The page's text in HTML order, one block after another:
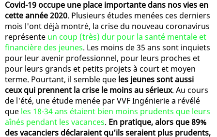
Covid-19 occupe une place importante dans nos vies en
cette année 2020. Plusieurs études menées ces derniers
mois l'ont déjà montré, la crise du nouveau coronavirus
représente un coup (très) dur pour la santé mentale et
financière des jeunes. Les moins de 35 ans sont inquiets
pour leur avenir professionnel, pour leurs proches et
pour leurs grands et petits projets à court et moyen
terme. Pourtant, il semble que les jeunes sont aussi
ceux qui prennent la crise le moins au sérieux. Au cours
de l'été, une étude menée par VVF Ingénierie a révélé
que les 18-34 ans étaient bien moins prudents que leurs
aînés pendant les vacances. En pratique, alors que 89%
des vacanciers déclaraient qu'ils seraient plus prudents,